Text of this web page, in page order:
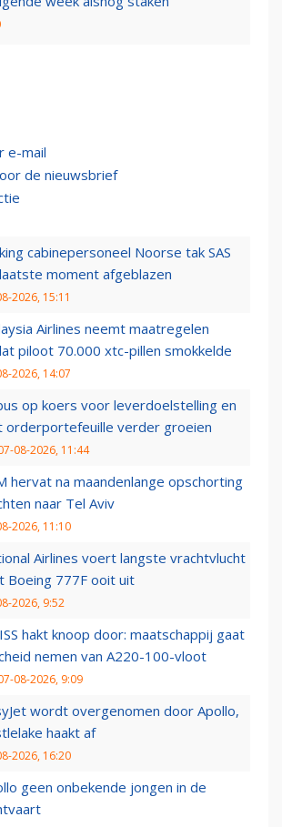
e-mail
de nieuwsbrief
cabinepersoneel Noorse tak SAS
moment afgeblazen
2026, 15:11
Airlines neemt maatregelen
piloot 70.000 xtc-pillen smokkelde
2026, 14:07
op koers voor leverdoelstelling en
orderportefeuille verder groeien
08-2026, 11:44
hervat na maandenlange opschorting
naar Tel Aviv
2026, 11:10
Airlines voert langste vrachtvlucht
Boeing 777F ooit uit
2026, 9:52
hakt knoop door: maatschappij gaat
nemen van A220-100-vloot
08-2026, 9:09
wordt overgenomen door Apollo,
haakt af
2026, 16:20
geen onbekende jongen in de